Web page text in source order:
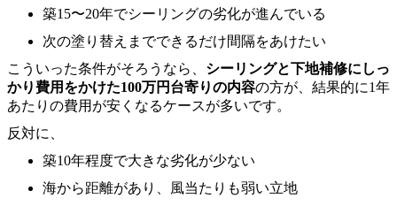
築15〜20年でシーリングの劣化が進んでいる
次の塗り替えまでできるだけ間隔をあけたい
こういった条件がそろうなら、 シーリングと下地補修にしっ
かり費用をかけた100万円台寄りの内容の方が、結果的に1年
あたりの費用が安くなるケースが多いです。
反対に、
築10年程度で大きな劣化が少ない
海から距離があり、風当たりも弱い立地